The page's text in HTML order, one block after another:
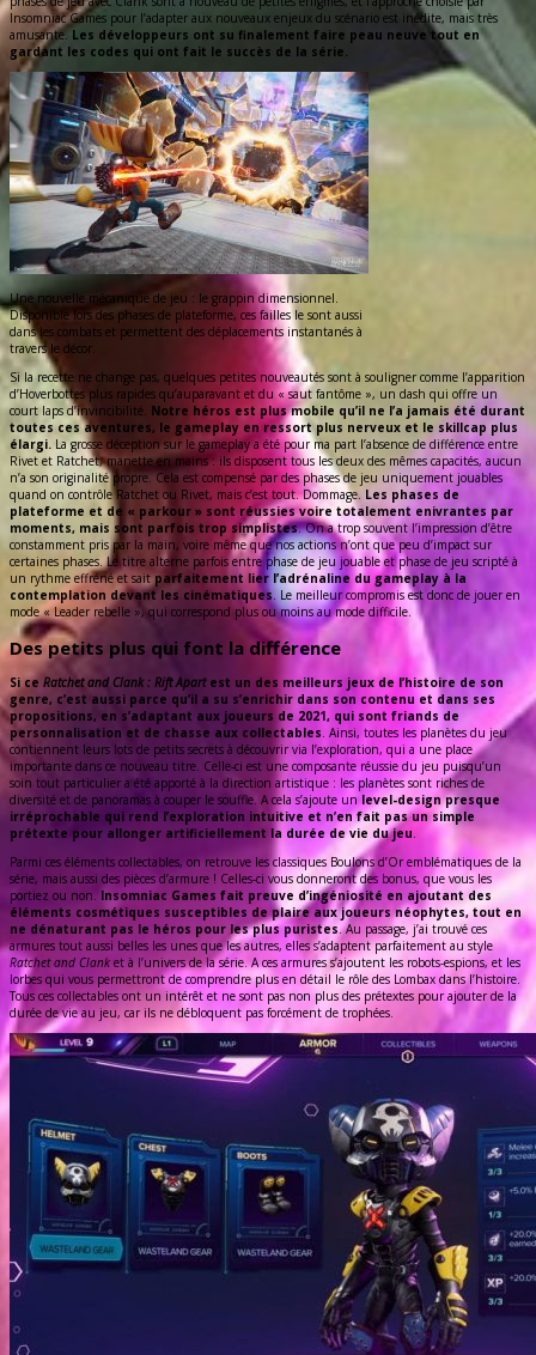
Insomniac Games pour l’adapter aux nouveaux enjeux du scénario est inédite, mais très
amusante. Les développeurs ont su finalement faire peau neuve tout en
gardant les codes qui ont fait le succès de la série.
Une nouvelle mécanique de jeu : le grappin dimensionnel.
Disponible lors des phases de plateforme, ces failles le sont aussi
dans les combats et permettent des déplacements instantanés à
travers le décor.
Si la recette ne change pas, quelques petites nouveautés sont à souligner comme l’apparition
d’Hoverbottes plus rapides qu’auparavant et du « saut fantôme », un dash qui offre un
court laps d’invincibilité. Notre héros est plus mobile qu’il ne l’a jamais été durant
toutes ces aventures, le gameplay en ressort plus nerveux et le skillcap plus
élargi. La grosse déception sur le gameplay a été pour ma part l’absence de différence entre
Rivet et Ratchet, manette en mains : ils disposent tous les deux des mêmes capacités, aucun
n’a son originalité propre. Cela est compensé par des phases de jeu uniquement jouables
quand on contrôle Ratchet ou Rivet, mais c’est tout. Dommage. Les phases de
plateforme et de « parkour » sont réussies voire totalement enivrantes par
moments, mais sont parfois trop simplistes. On a trop souvent l’impression d’être
constamment pris par la main, voire même que nos actions n’ont que peu d’impact sur
certaines phases. Le titre alterne parfois entre phase de jeu jouable et phase de jeu scripté à
un rythme effréné et saitparfaitement lier l’adrénaline du gameplay à la
contemplation devant les cinématiques. Le meilleur compromis est donc de jouer en
mode « Leader rebelle », qui correspond plus ou moins au mode difficile.
Des petits plus qui font la différence
Si ce Ratchet and Clank : Rift Apartest un des meilleurs jeux de l’histoire de son
genre, c’est aussi parce qu’il a su s’enrichir dans son contenu et dans ses
propositions, en s’adaptant aux joueurs de 2021, qui sont friands de
personnalisation et de chasse aux collectables. Ainsi, toutes les planètes du jeu
contiennent leurs lots de petits secrets à découvrir via l’exploration, qui a une place
importante dans ce nouveau titre. Celle-ci est une composante réussie du jeu puisqu’un
soin tout particulier a été apporté à la direction artistique : les planètes sont riches de
diversité et de panoramas à couper le souffle. A cela s’ajoute un level-design presque
irréprochable qui rend l’exploration intuitive et n’en fait pas un simple
prétexte pour allonger artificiellement la durée de vie du jeu.
Parmi ces éléments collectables, on retrouve les classiques Boulons d’Or emblématiques de la
série, mais aussi des pièces d’armure ! Celles-ci vous donneront des bonus, que vous les
portiez ou non. Insomniac Games fait preuve d’ingéniosité en ajoutant des
éléments cosmétiques susceptibles de plaire aux joueurs néophytes, tout en
ne dénaturant pas le héros pour les plus puristes. Au passage, j’ai trouvé ces
armures tout aussi belles les unes que les autres, elles s’adaptent parfaitement au style
Ratchet and Clank et à l’univers de la série. A ces armures s’ajoutent les robots-espions, et les
lorbes qui vous permettront de comprendre plus en détail le rôle des Lombax dans l’histoire.
Tous ces collectables ont un intérêt et ne sont pas non plus des prétextes pour ajouter de la
durée de vie au jeu, car ils ne débloquent pas forcément de trophées.